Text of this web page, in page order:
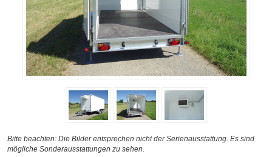
Bitte beachten: Die Bilder entsprechen nicht der Serienausstattung. Es sind
mögliche Sonderausstattungen zu sehen.